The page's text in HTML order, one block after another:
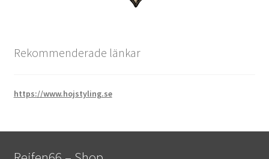
Rekommenderade länkar
https://www.hojstyling.se